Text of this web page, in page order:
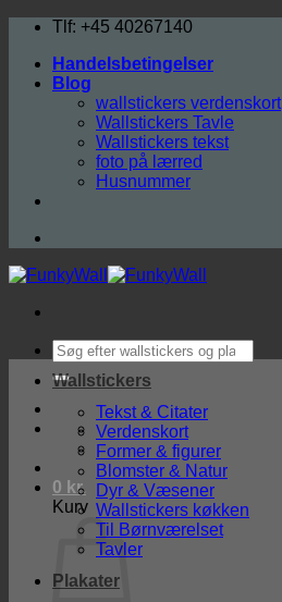
Fortsæt
indhold
Tlf: +45 40267140
Handelsbetingelser
Blog
wallstickers verdenskort
Wallstickers Tavle
Wallstickers tekst
foto på lærred
Husnummer
Søg
efter:
0 kr.
Kurv
Wallstickers
Tekst & Citater
Verdenskort
Former & figurer
Blomster & Natur
Dyr & Væsener
Wallstickers køkken
Til Børnværelset
Tavler
Plakater